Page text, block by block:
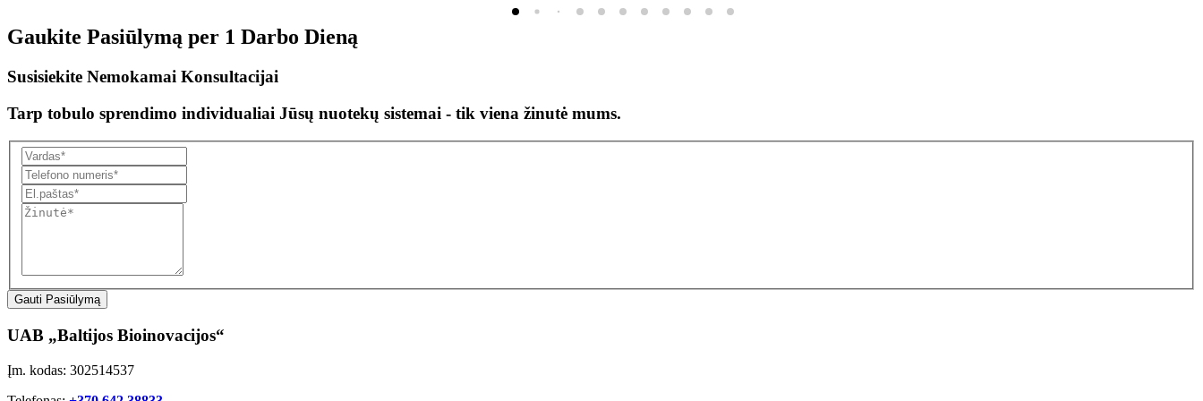
Gaukite Pasiūlymą per 1 Darbo Dieną
Susisiekite Nemokamai Konsultacijai
Tarp tobulo sprendimo individualiai Jūsų nuotekų sistemai - tik viena žinutė mums.
Gauti Pasiūlymą
UAB „Baltijos Bioinovacijos“
Įm. kodas: 302514537